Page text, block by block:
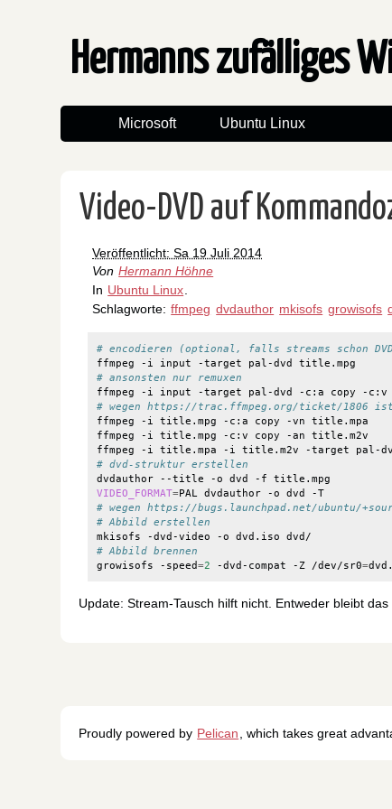
Hermanns zufälliges
Microsoft Ubuntu Linux
Video-DVD auf
Veröffentlicht: Sa 19 Juli 2014
Von Hermann Höhne
In Ubuntu Linux.
Schlagworte: ffmpeg dvdauthor mkisofs growisofs
# encodieren (optional, falls streams schon
# ansonsten nur remuxen
# wegen https://trac.ffmpeg.org/ticket/1806
ffmpeg -i title.mpg -c:a copy -vn title.mpa
ffmpeg -i title.mpg -c:v copy -an title.m2v
# dvd-struktur erstellen
VIDEO_FORMAT=
# wegen https://bugs.launchpad.net/ubuntu/
# Abbild erstellen
# Abbild brennen
growisofs -speed=2 -dvd-compat -Z /dev/sr0=
Update: Stream-Tausch hilft nicht. Entweder bleibt
Proudly powered by Pelican, which takes great